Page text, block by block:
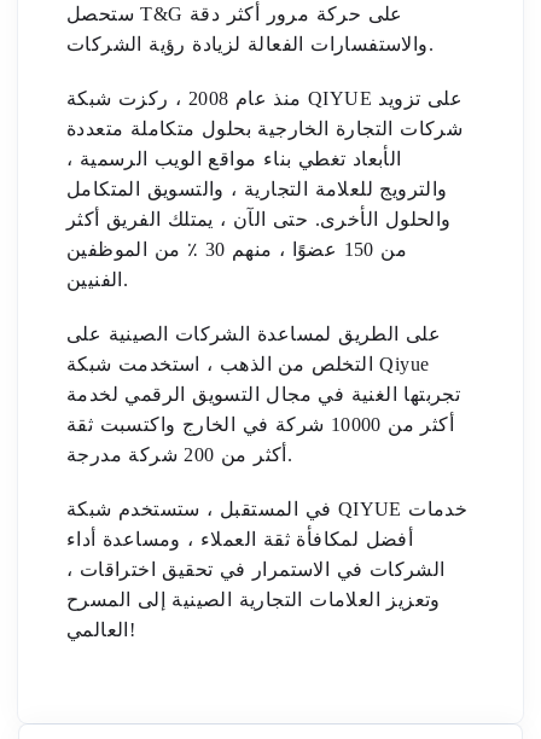
ستحصل T&G على حركة مرور أكثر دقة
والاستفسارات الفعالة لزيادة رؤية الشركات.
منذ عام 2008 ، ركزت شبكة QIYUE على تزويد
شركات التجارة الخارجية بحلول متكاملة متعددة
الأبعاد تغطي بناء مواقع الويب الرسمية ،
والترويج للعلامة التجارية ، والتسويق المتكامل
والحلول الأخرى. حتى الآن ، يمتلك الفريق أكثر
من 150 عضوًا ، منهم 30 ٪ من الموظفين
الفنيين.
على الطريق لمساعدة الشركات الصينية على
التخلص من الذهب ، استخدمت شبكة Qiyue
تجربتها الغنية في مجال التسويق الرقمي لخدمة
أكثر من 10000 شركة في الخارج واكتسبت ثقة
أكثر من 200 شركة مدرجة.
في المستقبل ، ستستخدم شبكة QIYUE خدمات
أفضل لمكافأة ثقة العملاء ، ومساعدة أداء
الشركات في الاستمرار في تحقيق اختراقات ،
وتعزيز العلامات التجارية الصينية إلى المسرح
العالمي!